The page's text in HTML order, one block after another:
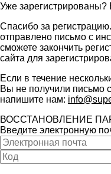
Уже зарегистрированы?
Спасибо за
отправлено письмо с
сможете закончить
сайта для
Если в течение
Вы не получили письмо
напишите нам:
ВОССТАНОВЛЕНИЕ
Введите электронную